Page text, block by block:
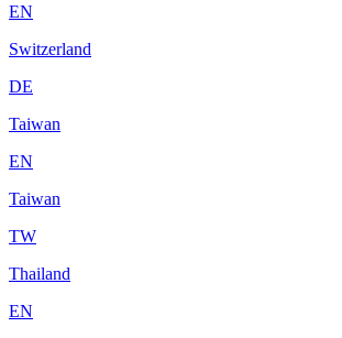
EN
Switzerland
DE
Taiwan
EN
Taiwan
TW
Thailand
EN